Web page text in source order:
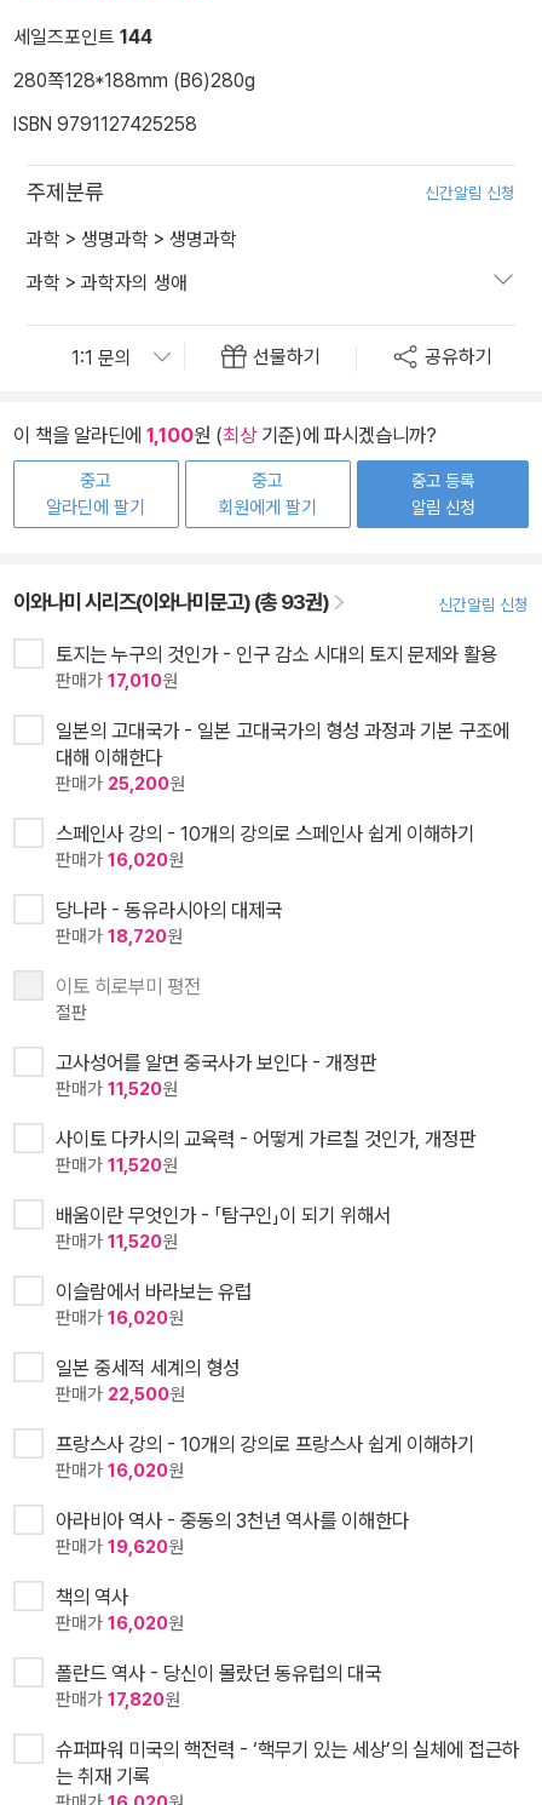
세일즈포인트 144
280쪽128*188mm (B6)280g
ISBN 9791127425258
주제분류 신간알림 신청
과학 > 생명과학 > 생명과학
과학 > 과학자의 생애
선물하기 공유하기
이 책을 알라딘에 1,100원 (최상기준)에 파시겠습니까?
중고
알라딘에 팔기
중고
회원에게 팔기
중고 등록
알림 신청
이와나미 시리즈(이와나미문고) (총 93권) 신간알림 신청
토지는 누구의 것인가 - 인구 감소 시대의 토지 문제와 활용
판매가 17,010원
일본의 고대국가 - 일본 고대국가의 형성 과정과 기본 구조에
대해 이해한다
판매가 25,200원
스페인사 강의 - 10개의 강의로 스페인사 쉽게 이해하기
판매가 16,020원
당나라 - 동유라시아의 대제국
판매가 18,720원
이토 히로부미 평전
절판
고사성어를 알면 중국사가 보인다 - 개정판
판매가 11,520원
사이토 다카시의 교육력 - 어떻게 가르칠 것인가, 개정판
판매가 11,520원
배움이란 무엇인가 - 「탐구인」이 되기 위해서
판매가 11,520원
이슬람에서 바라보는 유럽
판매가 16,020원
일본 중세적 세계의 형성
판매가 22,500원
프랑스사 강의 - 10개의 강의로 프랑스사 쉽게 이해하기
판매가 16,020원
아라비아 역사 - 중동의 3천년 역사를 이해한다
판매가 19,620원
책의 역사
판매가 16,020원
폴란드 역사 - 당신이 몰랐던 동유럽의 대국
판매가 17,820원
슈퍼파워 미국의 핵전력 - ‘핵무기 있는 세상’의 실체에 접근하
는 취재 기록